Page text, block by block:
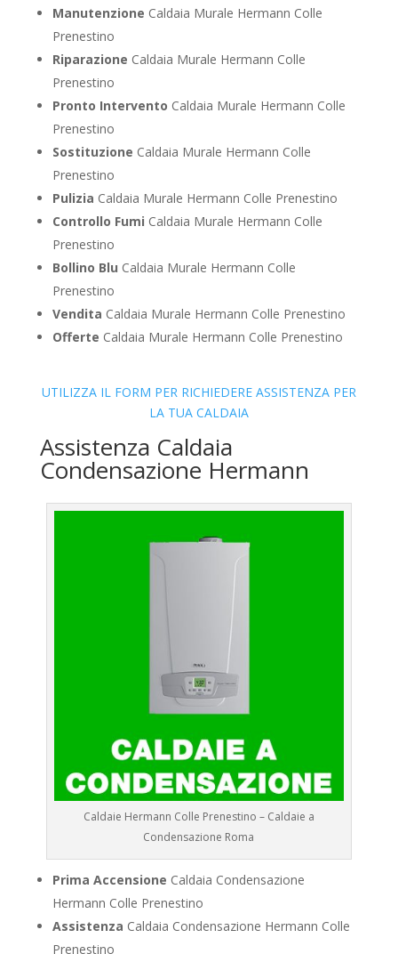
Manutenzione Caldaia Murale Hermann Colle
Prenestino
Riparazione Caldaia Murale Hermann Colle
Prenestino
Pronto Intervento Caldaia Murale Hermann Colle
Prenestino
Sostituzione Caldaia Murale Hermann Colle
Prenestino
Pulizia Caldaia Murale Hermann Colle Prenestino
Controllo Fumi Caldaia Murale Hermann Colle
Prenestino
Bollino Blu Caldaia Murale Hermann Colle
Prenestino
Vendita Caldaia Murale Hermann Colle Prenestino
Offerte Caldaia Murale Hermann Colle Prenestino
UTILIZZA IL FORM PER RICHIEDERE ASSISTENZA PER
LA TUA CALDAIA
Assistenza Caldaia
Condensazione Hermann
Caldaie Hermann Colle Prenestino – Caldaie a
Condensazione Roma
Prima Accensione Caldaia Condensazione
Hermann Colle Prenestino
Assistenza Caldaia Condensazione Hermann Colle
Prenestino